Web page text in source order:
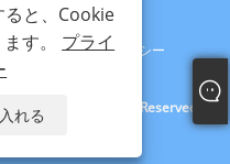
プライバシーポリシー
Co.、Ltd。All Rights Reserved。
ると、Cookie
す。 プライ
れる